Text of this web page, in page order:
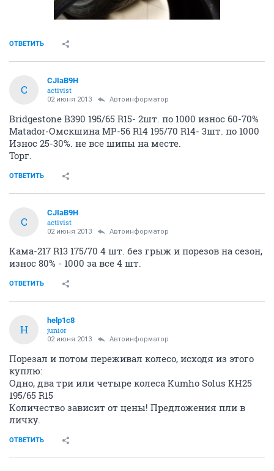
ОТВЕТИТЬ
C
CJIaB9H
activist
02 июня 2013 Автоинформатор
Bridgestone B390 195/65 R15- 2шт. по 1000 износ 60-70%
Matador-Омскшина MP-56 R14 195/70 R14- 3шт. по 1000
Износ 25-30%. не все шипы на месте.
Торг.
ОТВЕТИТЬ
C
CJIaB9H
activist
02 июня 2013 Автоинформатор
Кама-217 R13 175/70 4 шт. без грыж и порезов на сезон,
износ 80% - 1000 за все 4 шт.
ОТВЕТИТЬ
H
help1c8
junior
02 июня 2013 Автоинформатор
Порезал и потом переживал колесо, исходя из этого
куплю:
Одно, два три или четыре колеса Kumho Solus KH25
195/65 R15
Количество зависит от цены! Предложения пли в
личку.
ОТВЕТИТЬ